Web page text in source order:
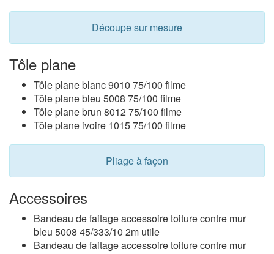
Découpe sur mesure
Tôle plane
Tôle plane blanc 9010 75/100 filme
Tôle plane bleu 5008 75/100 filme
Tôle plane brun 8012 75/100 filme
Tôle plane ivoire 1015 75/100 filme
Pliage à façon
Accessoires
Bandeau de faitage accessoire toiture contre mur
bleu 5008 45/333/10 2m utile
Bandeau de faitage accessoire toiture contre mur